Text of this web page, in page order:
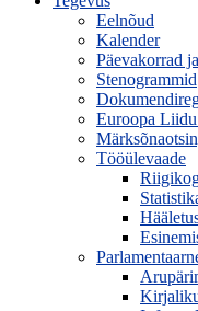
Eelnõud
Kalender
Päevakorrad
Stenogrammid
Euroopa
Tööülevaade